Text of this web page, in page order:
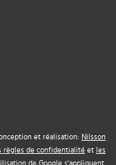
et réalisation: Nilsson
règles de confidentialité et les
de Google s'appliquent.